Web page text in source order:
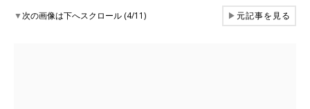
▼次の画像は下へスクロール (4/11) ▶元記事を見る